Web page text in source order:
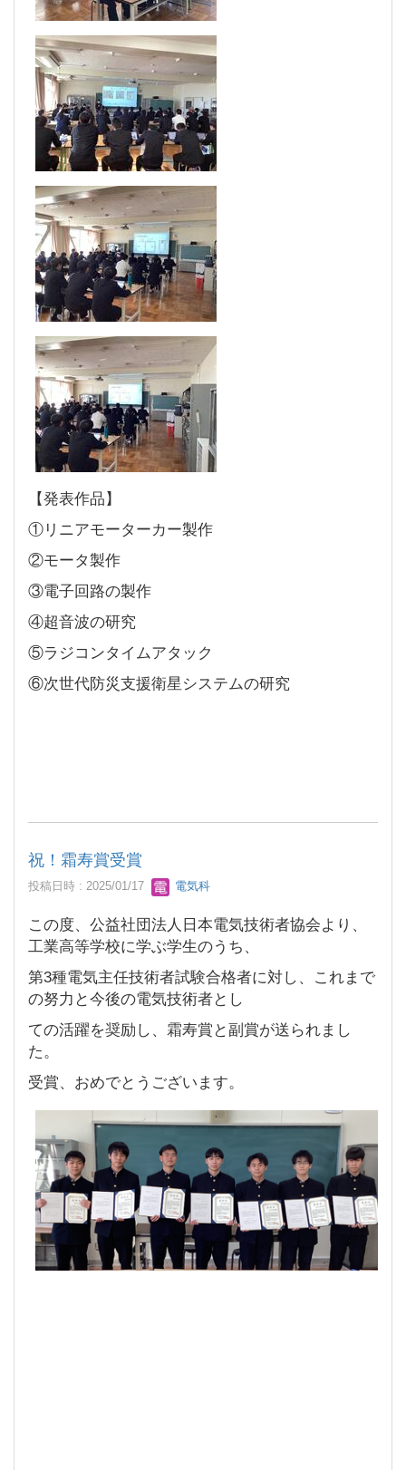
【発表作品】
①リニアモーターカー製作
②モータ製作
③電子回路の製作
④超音波の研究
⑤ラジコンタイムアタック
⑥次世代防災支援衛星システムの研究
祝！霜寿賞受賞
投稿日時 : 2025/01/17 電気科
この度、公益社団法人日本電気技術者協会より、
工業高等学校に学ぶ学生のうち、
第3種電気主任技術者試験合格者に対し、これまで
の努力と今後の電気技術者とし
ての活躍を奨励し、霜寿賞と副賞が送られまし
た。
受賞、おめでとうございます。